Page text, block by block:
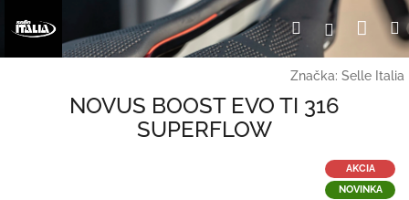
Hľadať
Značka: Selle Italia
NOVUS BOOST EVO TI 316
SUPERFLOW
AKCIA
NOVINKA